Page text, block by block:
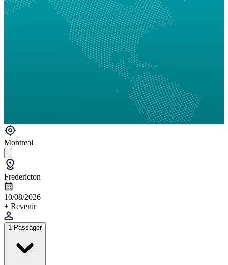
Montreal
Fredericton
10/08/2026
+ Revenir
1 Passager